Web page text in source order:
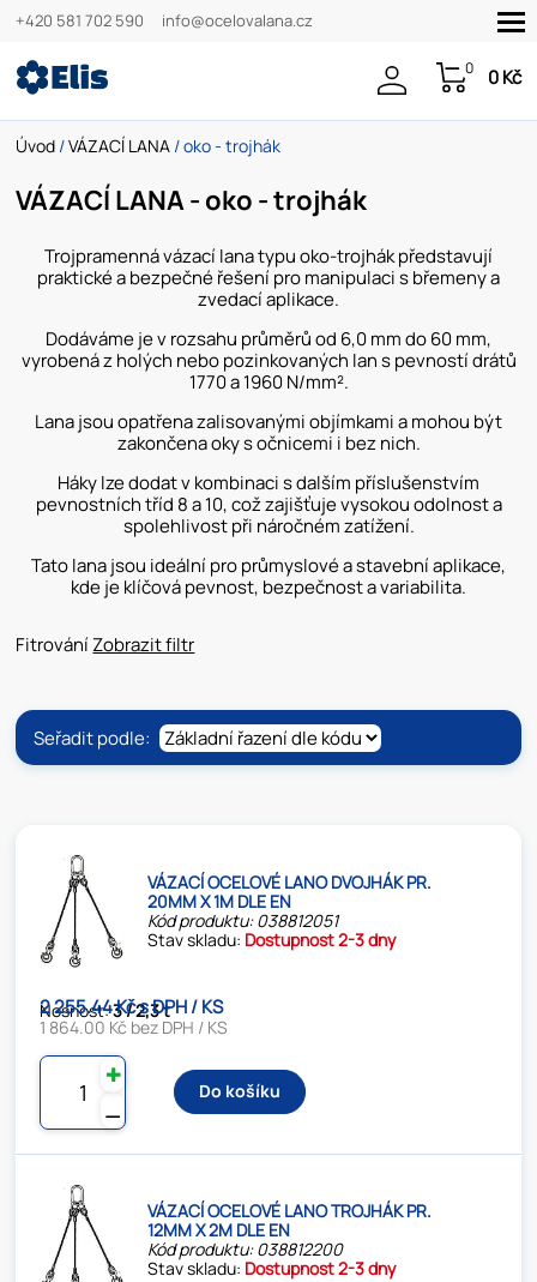
+420 581 702 590 info@ocelovalana.cz
0 0 Kč
Úvod /VÁZACÍ LANA / oko - trojhák
VÁZACÍ LANA - oko - trojhák
Trojpramenná vázací lana typu oko-trojhák představují
praktické a bezpečné řešení pro manipulaci s břemeny a
zvedací aplikace.
Dodáváme je v rozsahu průměrů od 6,0 mm do 60 mm,
vyrobená z holých nebo pozinkovaných lan s pevností drátů
1770 a 1960 N/mm².
Lana jsou opatřena zalisovanými objímkami a mohou být
zakončena oky s očnicemi i bez nich.
Háky lze dodat v kombinaci s dalším příslušenstvím
pevnostních tříd 8 a 10, což zajišťuje vysokou odolnost a
spolehlivost při náročném zatížení.
Tato lana jsou ideální pro průmyslové a stavební aplikace,
kde je klíčová pevnost, bezpečnost a variabilita.
FitrováníZobrazit filtr
Seřadit podle:
VÁZACÍ OCELOVÉ LANO DVOJHÁK PR.
20MM X 1M DLE EN
Kód produktu: 038812051
Stav skladu: Dostupnost 2-3 dny
Nosnost:3 / 2,3 t
2 255.44 Kč s DPH / KS
1 864.00 Kč bez DPH / KS
⚊
✚
Do košíku
VÁZACÍ OCELOVÉ LANO TROJHÁK PR.
12MM X 2M DLE EN
Kód produktu: 038812200
Stav skladu: Dostupnost 2-3 dny